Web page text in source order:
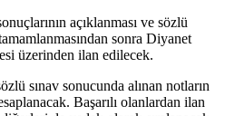
açıklanması ve sözlü
sonra Diyanet
üzerinden ilan edilecek.
sınav sonucunda alınan notların
Başarılı olanlardan ilan